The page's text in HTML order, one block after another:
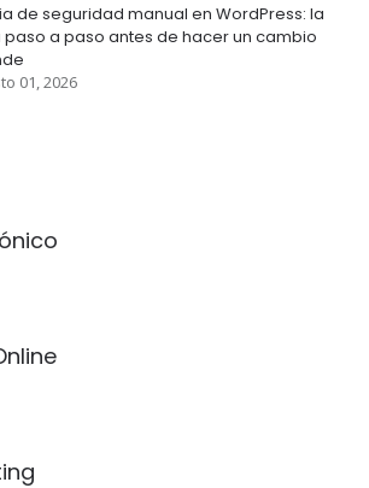
de seguridad manual en WordPress: la
a paso antes de hacer un cambio
01, 2026